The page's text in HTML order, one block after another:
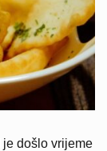
je došlo vrijeme